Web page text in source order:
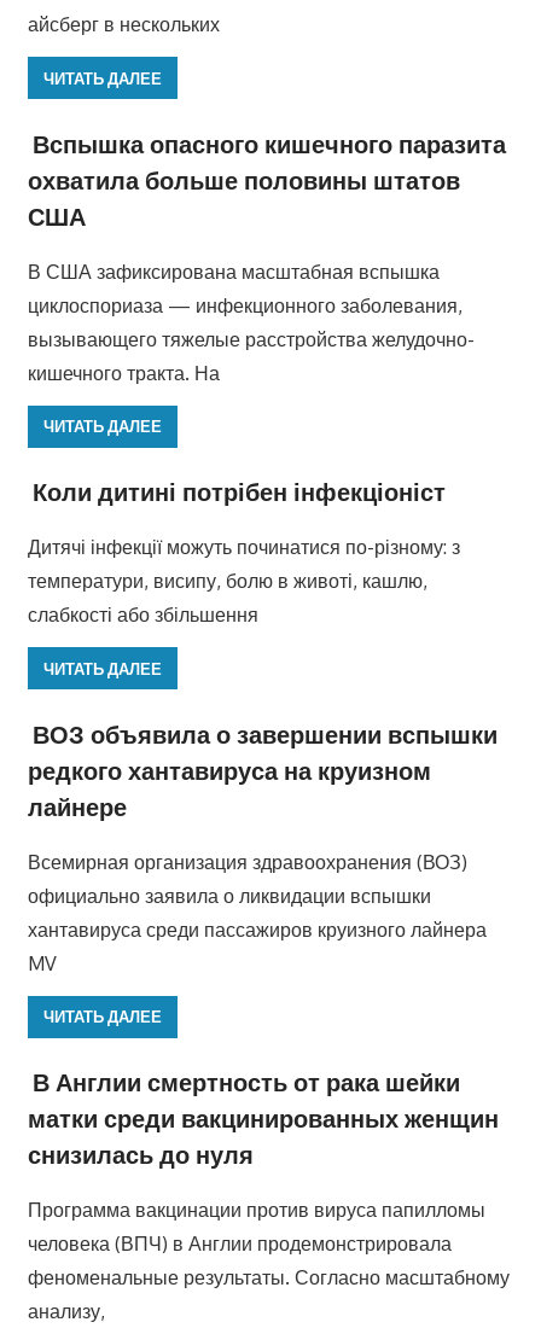
айсберг в нескольких
ЧИТАТЬ ДАЛЕЕ
Вспышка опасного кишечного паразита
охватила больше половины штатов
США
В США зафиксирована масштабная вспышка
циклоспориаза — инфекционного заболевания,
вызывающего тяжелые расстройства желудочно-
кишечного тракта. На
ЧИТАТЬ ДАЛЕЕ
Коли дитині потрібен інфекціоніст
Дитячі інфекції можуть починатися по-різному: з
температури, висипу, болю в животі, кашлю,
слабкості або збільшення
ЧИТАТЬ ДАЛЕЕ
ВОЗ объявила о завершении вспышки
редкого хантавируса на круизном
лайнере
Всемирная организация здравоохранения (ВОЗ)
официально заявила о ликвидации вспышки
хантавируса среди пассажиров круизного лайнера
MV
ЧИТАТЬ ДАЛЕЕ
В Англии смертность от рака шейки
матки среди вакцинированных женщин
снизилась до нуля
Программа вакцинации против вируса папилломы
человека (ВПЧ) в Англии продемонстрировала
феноменальные результаты. Согласно масштабному
анализу,